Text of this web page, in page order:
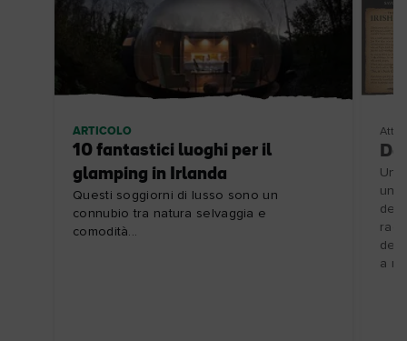
ARTICOLO
10 fantastici luoghi per il
glamping in Irlanda
Questi soggiorni di lusso sono un
connubio tra natura selvaggia e
comodità...
una
a